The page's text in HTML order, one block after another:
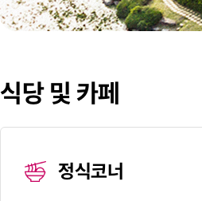
식당 및 카페
정식코너